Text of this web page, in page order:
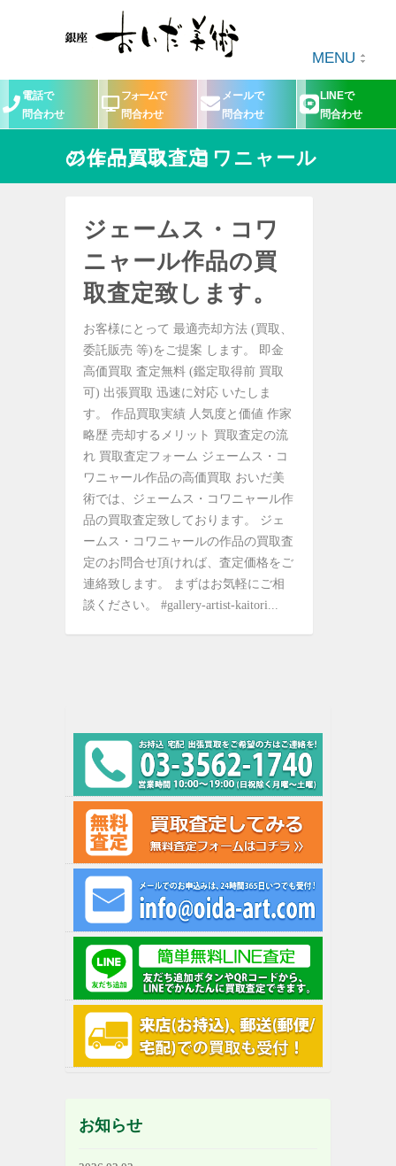
MENU
電話で
問合わせ
フォームで
問合わせ
メールで
問合わせ
LINEで
問合わせ
ジェームス・コワニャールの作品買取査定
ジェームス・コワ
ニャール作品の買
取査定致します。
お客様にとって 最適売却方法 (買取、
委託販売 等)をご提案 します。 即金
高価買取 査定無料 (鑑定取得前 買取
可) 出張買取 迅速に対応 いたしま
す。 作品買取実績 人気度と価値 作家
略歴 売却するメリット 買取査定の流
れ 買取査定フォーム ジェームス・コ
ワニャール作品の高価買取 おいだ美
術では、ジェームス・コワニャール作
品の買取査定致しております。 ジェ
ームス・コワニャールの作品の買取査
定のお問合せ頂ければ、査定価格をご
連絡致します。 まずはお気軽にご相
談ください。 #gallery-artist-kaitori...
お知らせ